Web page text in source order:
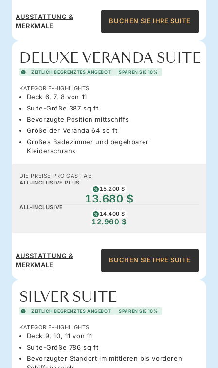
AUSSTATTUNG &
MERKMALE
BUCHEN SIE IHRE SUITE
DELUXE VERANDA SUITE
ZEITLICH BEGRENZTES ANGEBOT SPAREN SIE 10%
KATEGORIE-HIGHLIGHTS
Deck 6, 7, 8 von 11
Suite-Größe 387 sq ft
Bevorzugte Position mittschiffs
Größe der Veranda 64 sq ft
Großes Badezimmer und begehbarer
Kleiderschrank
DIE PREISE PRO GAST AB
ALL-INCLUSIVE PLUS
15.200 $
13.680 $
ALL-INCLUSIVE
14.400 $
12.960 $
AUSSTATTUNG &
MERKMALE
BUCHEN SIE IHRE SUITE
SILVER SUITE
ZEITLICH BEGRENZTES ANGEBOT SPAREN SIE 10%
KATEGORIE-HIGHLIGHTS
Deck 9, 10, 11 von 11
Suite-Größe 786 sq ft
Bevorzugter Standort im mittleren bis vorderen